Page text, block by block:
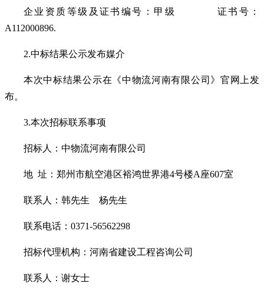
企业资质等级及证书编号：甲级
证书号：
A112000896.
2.中标结果公示发布媒介
本次中标结果公示在《中物流河南有限公司》官网上发
布。
3.本次招标联系事项
招标人：中物流河南有限公司
地 址：郑州市航空港区裕鸿世界港4号楼A座607室
联系人：韩先生 杨先生
联系电话：0371-56562298
招标代理机构：河南省建设工程咨询公司
联系人：谢女士